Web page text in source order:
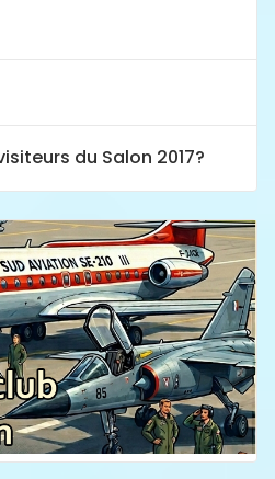
du Salon 2017?